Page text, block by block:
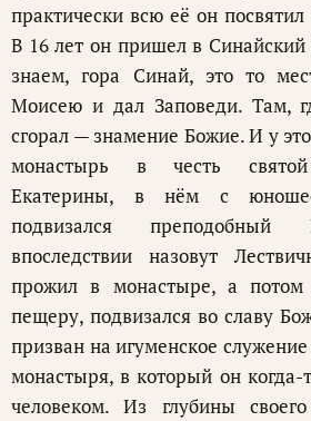
практически всю её он
В 16 лет он пришел в
знаем, гора Синай, это то
Моисею и дал Заповеди. Там,
сгорал — знамение Божие. И у
монастырь в честь святой
Екатерины, в нём с
подвизался преподобный
впоследствии назовут
прожил в монастыре, а потом
пещеру, подвизался во славу
призван на игуменское
монастыря, в который он
человеком. Из глубины